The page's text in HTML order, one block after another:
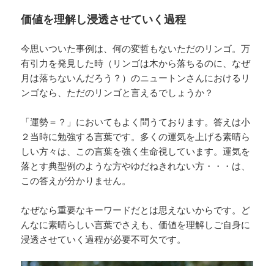
価値を理解し浸透させていく過程
今思いついた事例は、何の変哲もないただのリンゴ。万
有引力を発見した時（リンゴは木から落ちるのに、なぜ
月は落ちないんだろう？）のニュートンさんにおけるリ
ンゴなら、ただのリンゴと言えるでしょうか？
「運勢＝？」においてもよく問うております。答えは小
２当時に勉強する言葉です。多くの運気を上げる素晴ら
しい方々は、この言葉を強く生命視しています。運気を
落とす典型例のような方やゆだねきれない方・・・は、
この答えが分かりません。
なぜなら重要なキーワードだとは思えないからです。ど
んなに素晴らしい言葉でさえも、価値を理解しご自身に
浸透させていく過程が必要不可欠です。